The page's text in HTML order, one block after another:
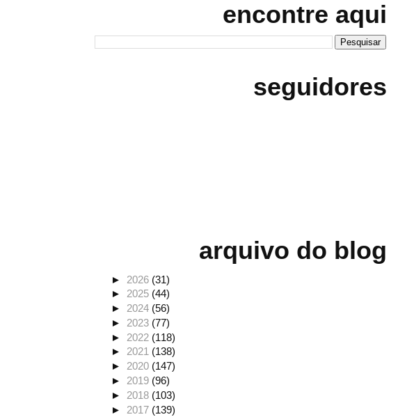
encontre aqui
seguidores
arquivo do blog
► 2026 (31)
► 2025 (44)
► 2024 (56)
► 2023 (77)
► 2022 (118)
►2021 (138)
► 2020 (147)
► 2019 (96)
► 2018 (103)
► 2017 (139)